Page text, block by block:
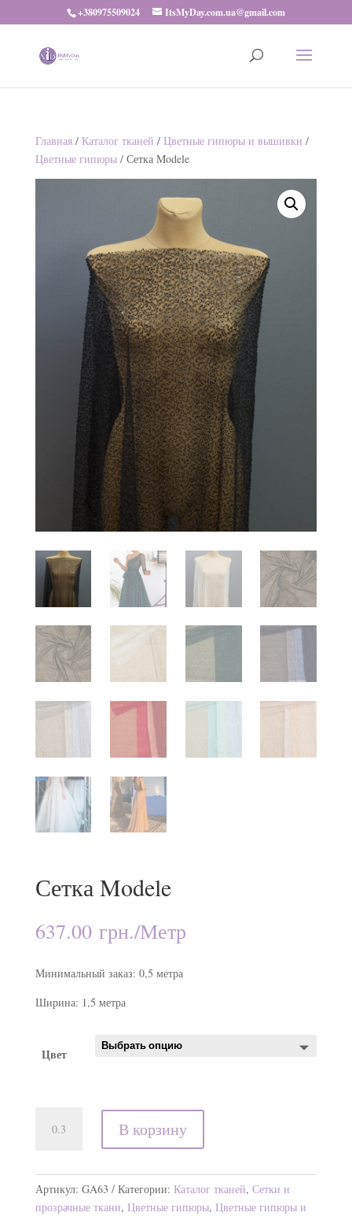
+380975509024 ItsMyDay.com.ua@gmail.com
Главная/ Каталог тканей / Цветные гипюры и вышивки /
Цветные гипюры/ Сетка Modele
Сетка Modele
637.00 грн./Метр
Минимальный заказ: 0,5 метра
Ширина: 1,5 метра
Цвет
товара
В корзину
Артикул: GA63 Категории: Каталог тканей, Сетки и
прозрачные ткани, Цветные гипюры, Цветные гипюры и